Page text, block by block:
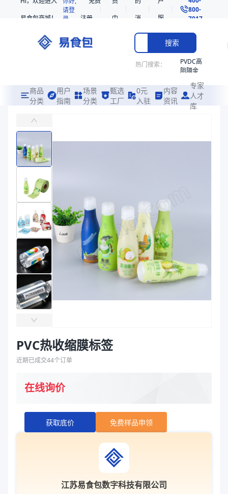
易食包商城！
请登
录
注册
中
消
息
服
务
800-
7017
搜索
热门搜索：
PVDC高
阻隔金
共挤热
收缩袋
收缩袋
商品
分类
用户
指南
场景
分类
甄选
工厂
0元
入驻
内容
资讯
专家
人才
库
易食包（EPAK）专注于PVC热收缩膜标签包装，提供详尽的规格参数
商品参数
商品分类
产品特性
产品特性
支持定制
商品图片
PVC热收缩膜标签
近期已成交44个订单
在线询价
获取底价 免费样品申领
江苏易食包数字科技有限公司